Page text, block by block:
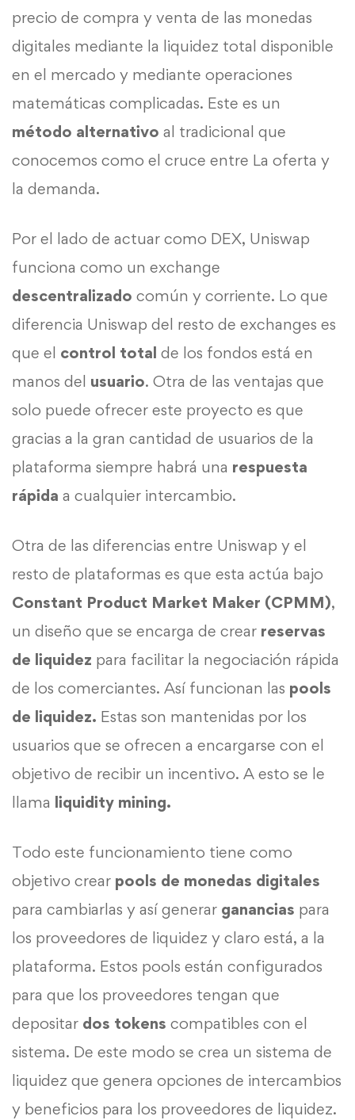
precio de compra y venta de las monedas
digitales mediante la liquidez total disponible
en el mercado y mediante operaciones
matemáticas complicadas. Este es un
método alternativo al tradicional que
conocemos como el cruce entre La oferta y
la demanda.
Por el lado de actuar como DEX, Uniswap
funciona como un exchange
descentralizado común y corriente. Lo que
diferencia Uniswap del resto de exchanges es
que el control total de los fondos está en
manos del usuario. Otra de las ventajas que
solo puede ofrecer este proyecto es que
gracias a la gran cantidad de usuarios de la
plataforma siempre habrá una respuesta
rápida a cualquier intercambio.
Otra de las diferencias entre Uniswap y el
resto de plataformas es que esta actúa bajo
Constant Product Market Maker (CPMM),
un diseño que se encarga de crear reservas
de liquidez para facilitar la negociación rápida
de los comerciantes. Así funcionan las pools
de liquidez. Estas son mantenidas por los
usuarios que se ofrecen a encargarse con el
objetivo de recibir un incentivo. A esto se le
llama liquidity mining.
Todo este funcionamiento tiene como
objetivo crear pools de monedas digitales
para cambiarlas y así generar ganancias para
los proveedores de liquidez y claro está, a la
plataforma. Estos pools están configurados
para que los proveedores tengan que
depositar dos tokens compatibles con el
sistema. De este modo se crea un sistema de
liquidez que genera opciones de intercambios
y beneficios para los proveedores de liquidez.